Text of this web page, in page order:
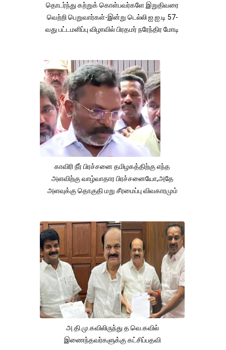
தொடர்ந்து கற்றுக் கொள்பவர்களே இறுதிவரை
வெற்றி பெறுவார்கள்-இன்று டெல்லி ஐ.ஐ.டி 57-
வது பட்டமளிப்பு விழாவில் பிரதமர் நரேந்திர மோடி
காவிரி நீர் பிரச்சனை தமிழகத்திற்கு எந்த
அளவிற்கு வாழ்வாதார பிரச்சனையோ,அதே
அளவுக்கு தொகுதி மறு சீரமைப்பு விவகாரமும்
அ.தி.மு.கவிலிருந்து த.வெ.கவில்
இணைந்தவர்களுக்கு கட்சிப்பதவி